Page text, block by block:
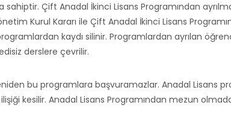
Çift Anadal İkinci Lisans Programından
Kurul Kararı ile Çift Anadal İkinci Lisans
kaydı silinir. Programlardan ayrılan
derslere çevrilir.
bu programlara başvuramazlar. Anadal Lisans
kesilir. Anadal Lisans Programından mezun